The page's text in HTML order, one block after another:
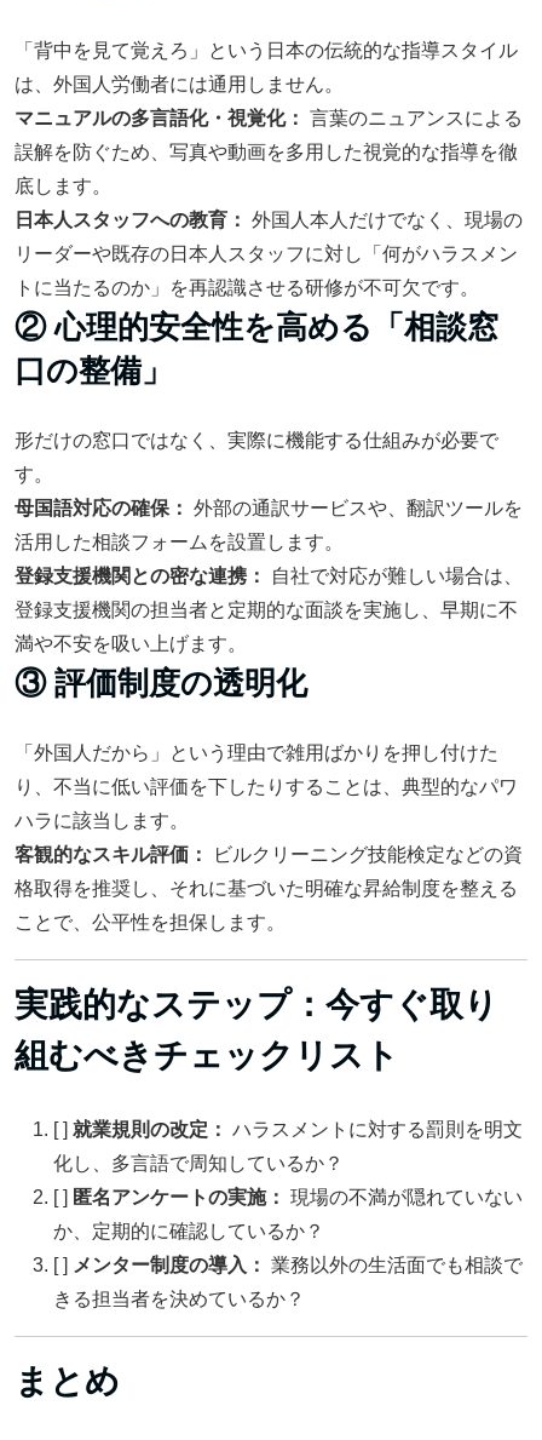
「背中を見て覚えろ」という日本の伝統的な指導スタイル
は、外国人労働者には通用しません。
マニュアルの多言語化・視覚化： 言葉のニュアンスによる
誤解を防ぐため、写真や動画を多用した視覚的な指導を徹
底します。
日本人スタッフへの教育： 外国人本人だけでなく、現場の
リーダーや既存の日本人スタッフに対し「何がハラスメン
トに当たるのか」を再認識させる研修が不可欠です。
② 心理的安全性を高める「相談窓
口の整備」
形だけの窓口ではなく、実際に機能する仕組みが必要で
す。
母国語対応の確保： 外部の通訳サービスや、翻訳ツールを
活用した相談フォームを設置します。
登録支援機関との密な連携：
自社で対応が難しい場合は、
登録支援機関の担当者と定期的な面談を実施し、早期に不
満や不安を吸い上げます。
③ 評価制度の透明化
「外国人だから」という理由で雑用ばかりを押し付けた
り、不当に低い評価を下したりすることは、典型的なパワ
ハラに該当します。
客観的なスキル評価：
ビルクリーニング技能検定などの資
格取得を推奨し、それに基づいた明確な昇給制度を整える
ことで、公平性を担保します。
実践的なステップ：今すぐ取り
組むべきチェックリスト
[ ] 就業規則の改定： ハラスメントに対する罰則を明文
化し、多言語で周知しているか？
[ ] 匿名アンケートの実施： 現場の不満が隠れていない
か、定期的に確認しているか？
[ ] メンター制度の導入： 業務以外の生活面でも相談で
きる担当者を決めているか？
まとめ